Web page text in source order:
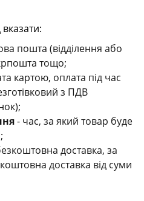
пошта (відділення або
тощо;
картою, оплата під час
з ПДВ
- час, за який товар буде
доставка, за
доставка від суми